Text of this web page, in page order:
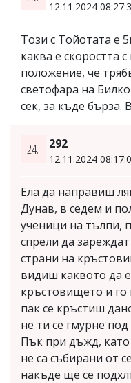
12.11.2024
Този с Тойотата е
каква е скоростта
положение, че
светофара на
сек, за къде
24. 292
12.11.2024
Ела да направиш
Дунав, в седем и
ученици на тълпи,
спрели да
страни на
видиш каквото да
кръстовището и
пак се кръстиш
не ти се гмурне
Пък при дъжд, като
не са събирани от
накъде ще се